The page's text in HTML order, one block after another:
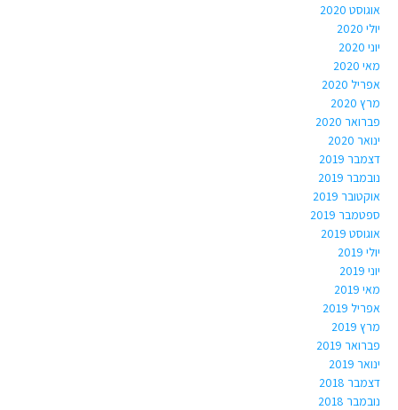
אוגוסט 2020
יולי 2020
יוני 2020
מאי 2020
אפריל 2020
מרץ 2020
פברואר 2020
ינואר 2020
דצמבר 2019
נובמבר 2019
אוקטובר 2019
ספטמבר 2019
אוגוסט 2019
יולי 2019
יוני 2019
מאי 2019
אפריל 2019
מרץ 2019
פברואר 2019
ינואר 2019
דצמבר 2018
נובמבר 2018